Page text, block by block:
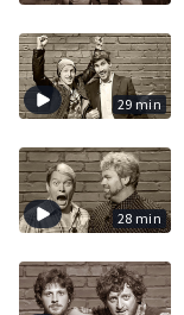
29 min
28 min